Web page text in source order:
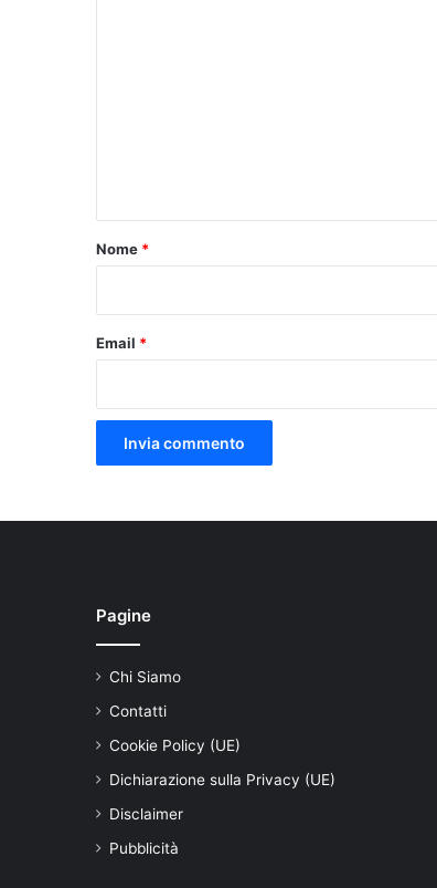
o
Nome *
Email *
Pagine
Chi Siamo
Contatti
Cookie Policy (UE)
Dichiarazione sulla Privacy (UE)
Disclaimer
Pubblicità